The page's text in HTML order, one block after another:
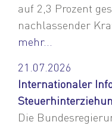
auf 2,3 Prozent
nachlassender
mehr...
21.07.2026
Internationaler
Die